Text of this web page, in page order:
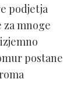
podjetja
za mnoge
postane